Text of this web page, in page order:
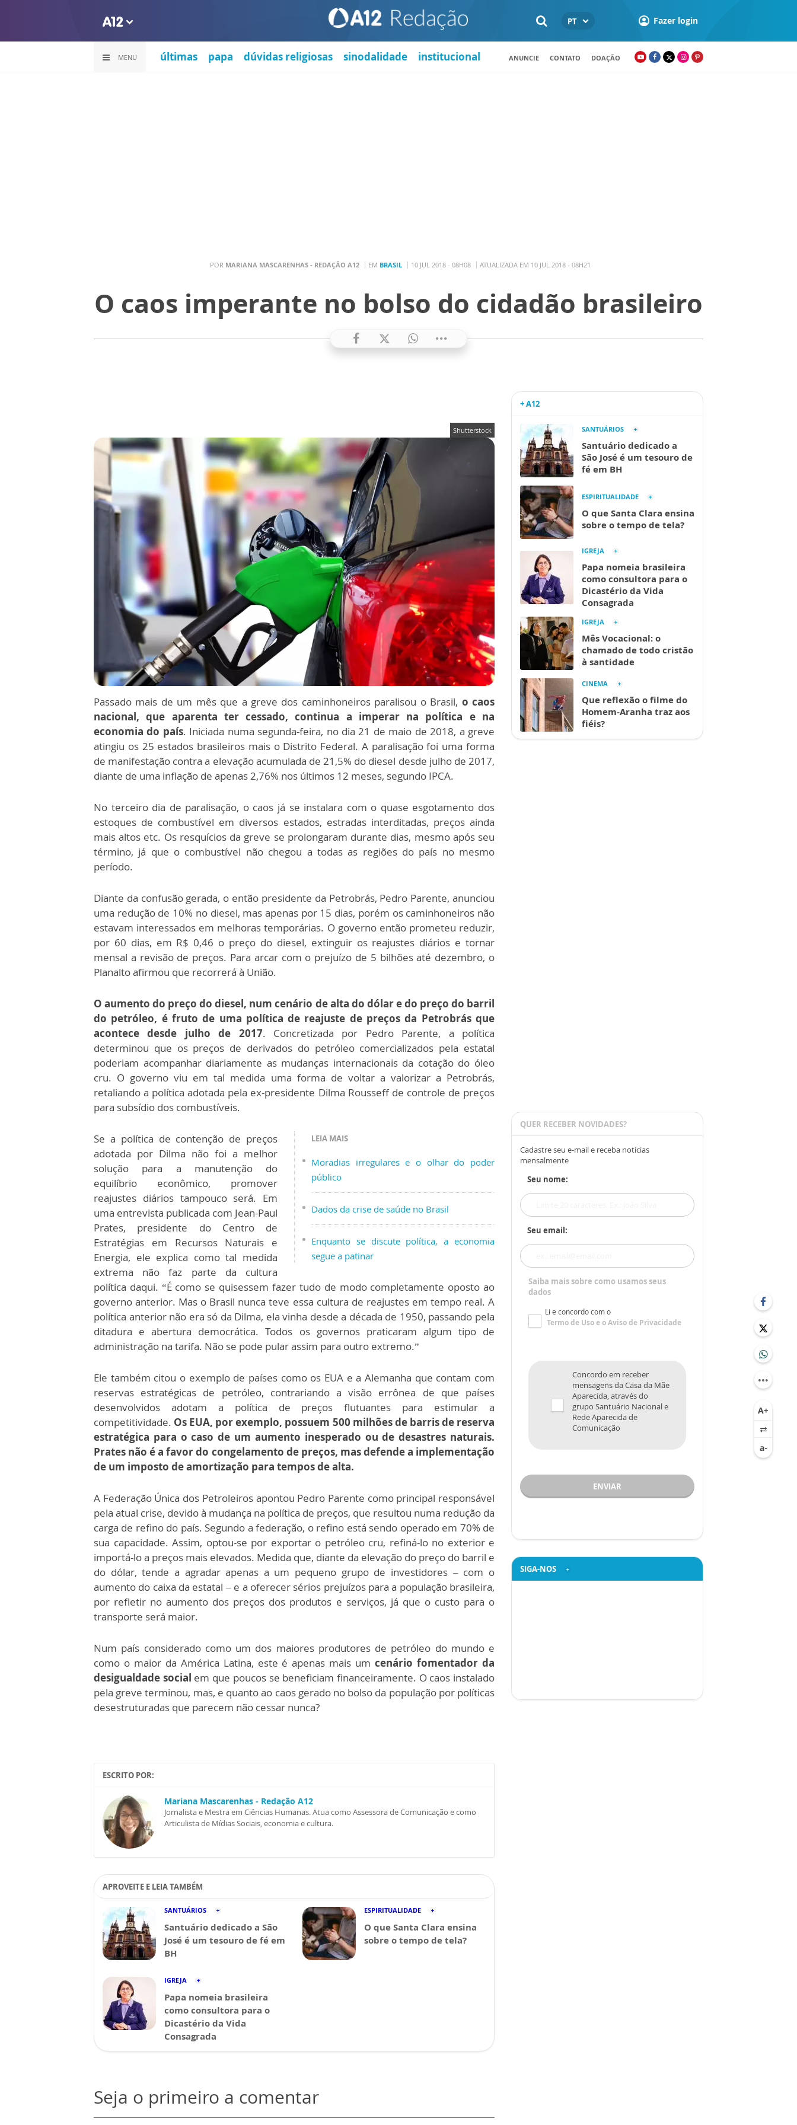
PT Fazer login
MENU últimas papa dúvidas religiosas sinodalidade institucional ANUNCIE CONTATO DOAÇÃO
POR MARIANA MASCARENHAS - REDAÇÃO A12 EM BRASIL 10 JUL 2018 - 08H08 ATUALIZADA EM 10 JUL 2018 - 08H21
O caos imperante no bolso do cidadão brasileiro
Shutterstock
Passado mais de um mês que a greve dos caminhoneiros paralisou o Brasil, o caos
nacional, que aparenta ter cessado, continua a imperar na política e na
economia do país. Iniciada numa segunda-feira, no dia 21 de maio de 2018, a greve
atingiu os 25 estados brasileiros mais o Distrito Federal. A paralisação foi uma forma
de manifestação contra a elevação acumulada de 21,5% do diesel desde julho de 2017,
diante de uma inflação de apenas 2,76% nos últimos 12 meses, segundo IPCA.
No terceiro dia de paralisação, o caos já se instalara com o quase esgotamento dos
estoques de combustível em diversos estados, estradas interditadas, preços ainda
mais altos etc. Os resquícios da greve se prolongaram durante dias, mesmo após seu
término, já que o combustível não chegou a todas as regiões do país no mesmo
período.
Diante da confusão gerada, o então presidente da Petrobrás, Pedro Parente, anunciou
uma redução de 10% no diesel, mas apenas por 15 dias, porém os caminhoneiros não
estavam interessados em melhoras temporárias. O governo então prometeu reduzir,
por 60 dias, em R$ 0,46 o preço do diesel, extinguir os reajustes diários e tornar
mensal a revisão de preços. Para arcar com o prejuízo de 5 bilhões até dezembro, o
Planalto afirmou que recorrerá à União.
O aumento do preço do diesel, num cenário de alta do dólar e do preço do barril
do petróleo, é fruto de uma política de reajuste de preços da Petrobrás que
acontece desde julho de 2017. Concretizada por Pedro Parente, a política
determinou que os preços de derivados do petróleo comercializados pela estatal
poderiam acompanhar diariamente as mudanças internacionais da cotação do óleo
cru. O governo viu em tal medida uma forma de voltar a valorizar a Petrobrás,
retaliando a política adotada pela ex-presidente Dilma Rousseff de controle de preços
para subsídio dos combustíveis.
LEIA MAIS
Moradias irregulares e o olhar do poder
público
Dados da crise de saúde no Brasil
Enquanto se discute política, a economia
segue a patinar
Se a política de contenção de preços
adotada por Dilma não foi a melhor
solução para a manutenção do
equilíbrio econômico, promover
reajustes diários tampouco será. Em
uma entrevista publicada com Jean-Paul
Prates, presidente do Centro de
Estratégias em Recursos Naturais e
Energia, ele explica como tal medida
extrema não faz parte da cultura
política daqui. “É como se quisessem fazer tudo de modo completamente oposto ao
governo anterior. Mas o Brasil nunca teve essa cultura de reajustes em tempo real. A
política anterior não era só da Dilma, ela vinha desde a década de 1950, passando pela
ditadura e abertura democrática. Todos os governos praticaram algum tipo de
administração na tarifa. Não se pode pular assim para outro extremo.”
Ele também citou o exemplo de países como os EUA e a Alemanha que contam com
reservas estratégicas de petróleo, contrariando a visão errônea de que países
desenvolvidos adotam a política de preços flutuantes para estimular a
competitividade. Os EUA, por exemplo, possuem 500 milhões de barris de reserva
estratégica para o caso de um aumento inesperado ou de desastres naturais.
Prates não é a favor do congelamento de preços, mas defende a implementação
de um imposto de amortização para tempos de alta.
A Federação Única dos Petroleiros apontou Pedro Parente como principal responsável
pela atual crise, devido à mudança na política de preços, que resultou numa redução da
carga de refino do país. Segundo a federação, o refino está sendo operado em 70% de
sua capacidade. Assim, optou-se por exportar o petróleo cru, refiná-lo no exterior e
importá-lo a preços mais elevados. Medida que, diante da elevação do preço do barril e
do dólar, tende a agradar apenas a um pequeno grupo de investidores – com o
aumento do caixa da estatal – e a oferecer sérios prejuízos para a população brasileira,
por refletir no aumento dos preços dos produtos e serviços, já que o custo para o
transporte será maior.
Num país considerado como um dos maiores produtores de petróleo do mundo e
como o maior da América Latina, este é apenas mais umcenário fomentador da
desigualdade social em que poucos se beneficiam financeiramente. O caos instalado
pela greve terminou, mas, e quanto ao caos gerado no bolso da população por políticas
desestruturadas que parecem não cessar nunca?
ESCRITO POR:
Mariana Mascarenhas - Redação A12
Jornalista e Mestra em Ciências Humanas. Atua como Assessora de Comunicação e como
Articulista de Mídias Sociais, economia e cultura.
APROVEITE E LEIA TAMBÉM
SANTUÁRIOS
Santuário dedicado a São
José é um tesouro de fé em
BH
ESPIRITUALIDADE
O que Santa Clara ensina
sobre o tempo de tela?
IGREJA
Papa nomeia brasileira
como consultora para o
Dicastério da Vida
Consagrada
Seja o primeiro a comentar
+ A12
SANTUÁRIOS
Santuário dedicado a
São José é um tesouro de
fé em BH
ESPIRITUALIDADE
O que Santa Clara ensina
sobre o tempo de tela?
IGREJA
Papa nomeia brasileira
como consultora para o
Dicastério da Vida
Consagrada
IGREJA
Mês Vocacional: o
chamado de todo cristão
à santidade
CINEMA
Que reflexão o filme do
Homem-Aranha traz aos
fiéis?
QUER RECEBER NOVIDADES?
Cadastre seu e-mail e receba notícias
mensalmente
Seu nome:
Seu email:
Saiba mais sobre como usamos seus
dados
Li e concordo com o
Termo de Usoe oAviso de Privacidade
Concordo em receber
mensagens da Casa da Mãe
Aparecida, através do
grupo Santuário Nacional e
Rede Aparecida de
Comunicação
ENVIAR
SIGA-NOS